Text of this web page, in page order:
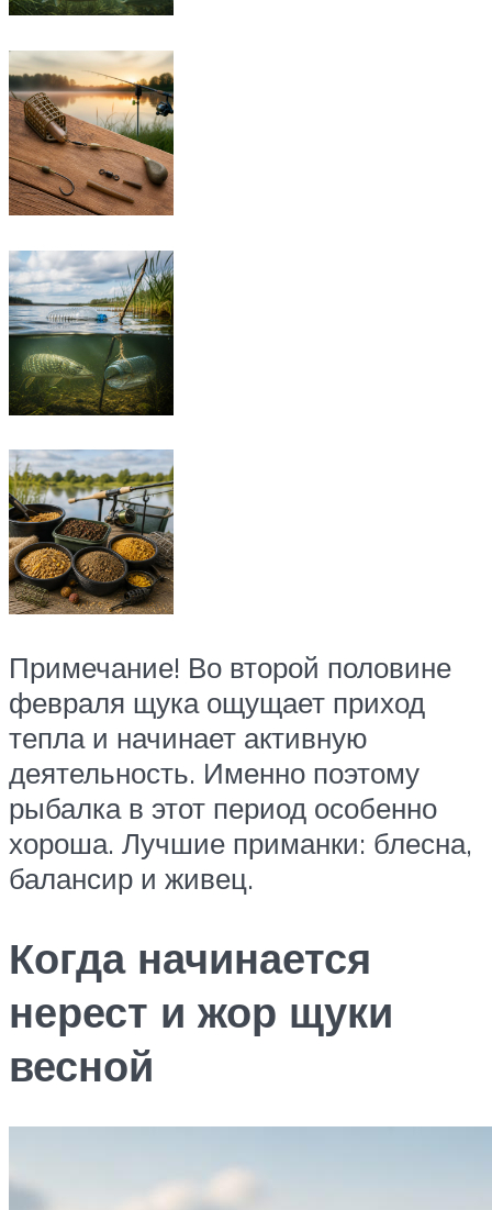
Примечание! Во второй половине
февраля щука ощущает приход
тепла и начинает активную
деятельность. Именно поэтому
рыбалка в этот период особенно
хороша. Лучшие приманки: блесна,
балансир и живец.
Когда начинается
нерест и жор щуки
весной